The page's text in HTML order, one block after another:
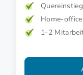
Home-
1-2